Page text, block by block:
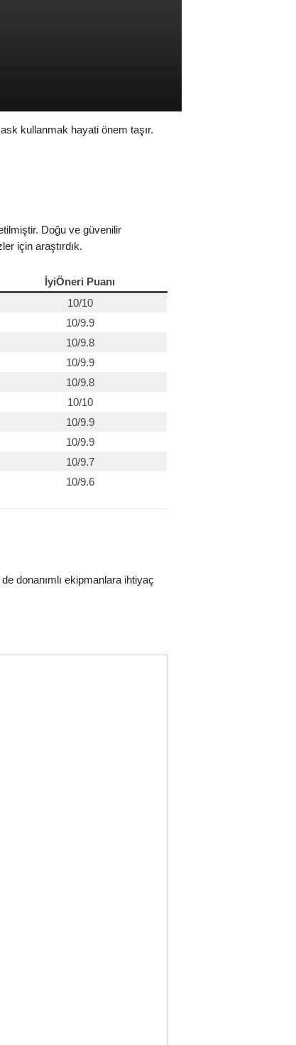
kullanmak hayati önem taşır.
Doğu ve güvenilir
için araştırdık.
İyiÖneri Puanı
10/10
10/9.9
10/9.8
10/9.9
10/9.8
10/10
10/9.9
10/9.9
10/9.7
10/9.6
donanımlı ekipmanlara ihtiyaç